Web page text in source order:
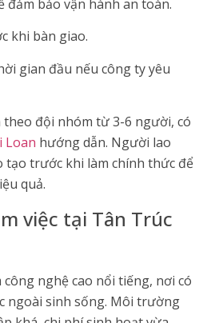
đảm bảo vận hành an toàn.
khi bàn giao.
gian đầu nếu công ty yêu
theo đội nhóm từ 3-6 người, có
Loan hướng dẫn. Người lao
tạo trước khi làm chính thức để
quả.
việc tại Tân Trúc
nghệ cao nổi tiếng, nơi có
ngoài sinh sống. Môi trường